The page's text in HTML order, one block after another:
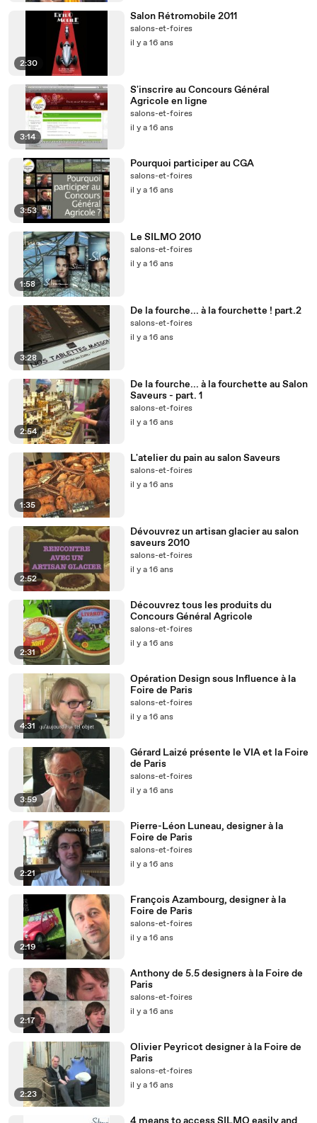
2:30
Salon Rétromobile 2011
salons-et-foires
il y a 16 ans
3:14
S'inscrire au Concours Général
Agricole en ligne
salons-et-foires
il y a 16 ans
3:53
Pourquoi participer au CGA
salons-et-foires
il y a 16 ans
1:58
Le SILMO 2010
salons-et-foires
il y a 16 ans
3:28
De la fourche... à la fourchette ! part.2
salons-et-foires
il y a 16 ans
2:54
De la fourche... à la fourchette au Salon
Saveurs - part. 1
salons-et-foires
il y a 16 ans
1:35
L'atelier du pain au salon Saveurs
salons-et-foires
il y a 16 ans
2:52
Dévouvrez un artisan glacier au salon
saveurs 2010
salons-et-foires
il y a 16 ans
2:31
Découvrez tous les produits du
Concours Général Agricole
salons-et-foires
il y a 16 ans
4:31
Opération Design sous Influence à la
Foire de Paris
salons-et-foires
il y a 16 ans
3:59
Gérard Laizé présente le VIA et la Foire
de Paris
salons-et-foires
il y a 16 ans
2:21
Pierre-Léon Luneau, designer à la
Foire de Paris
salons-et-foires
il y a 16 ans
2:19
François Azambourg, designer à la
Foire de Paris
salons-et-foires
il y a 16 ans
2:17
Anthony de 5.5 designers à la Foire de
Paris
salons-et-foires
il y a 16 ans
2:23
Olivier Peyricot designer à la Foire de
Paris
salons-et-foires
il y a 16 ans